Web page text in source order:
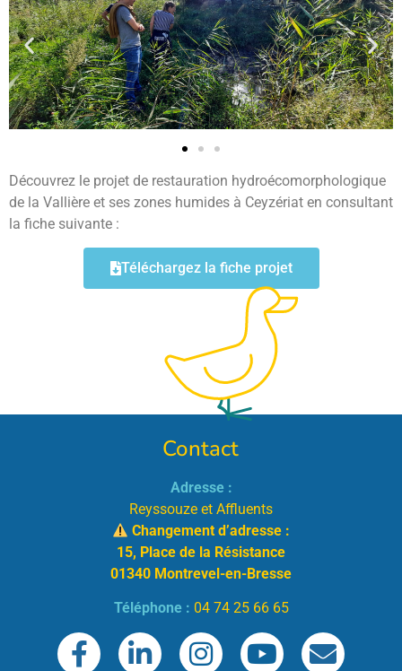
Découvrez le projet de restauration hydroécomorphologique
de la Vallière et ses zones humides à Ceyzériat en consultant
la fiche suivante :
Téléchargez la fiche projet
Contact
Adresse :
Reyssouze et Affluents
Changement d’adresse :
15, Place de la Résistance
01340 Montrevel-en-Bresse
Téléphone : 04 74 25 66 65